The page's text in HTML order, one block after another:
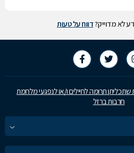
לא מדוייק?דווח על טעות
תרומה לחיילים ו/או לנפגעי מלחמת
חרבות ברזל